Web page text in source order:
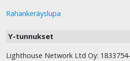
Rahankeräyslupa
Y-tunnukset
Lighthouse Network Ltd Oy: